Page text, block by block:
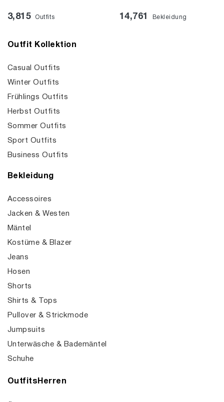
3,815 Outfits 14,761 Bekleidung
Outfit Kollektion
Casual Outfits
Winter Outfits
Frühlings Outfits
Herbst Outfits
Sommer Outfits
Sport Outfits
Business Outfits
Bekleidung
Accessoires
Jacken & Westen
Mäntel
Kostüme & Blazer
Jeans
Hosen
Shorts
Shirts & Tops
Pullover & Strickmode
Jumpsuits
Unterwäsche & Bademäntel
Schuhe
OutfitsHerren